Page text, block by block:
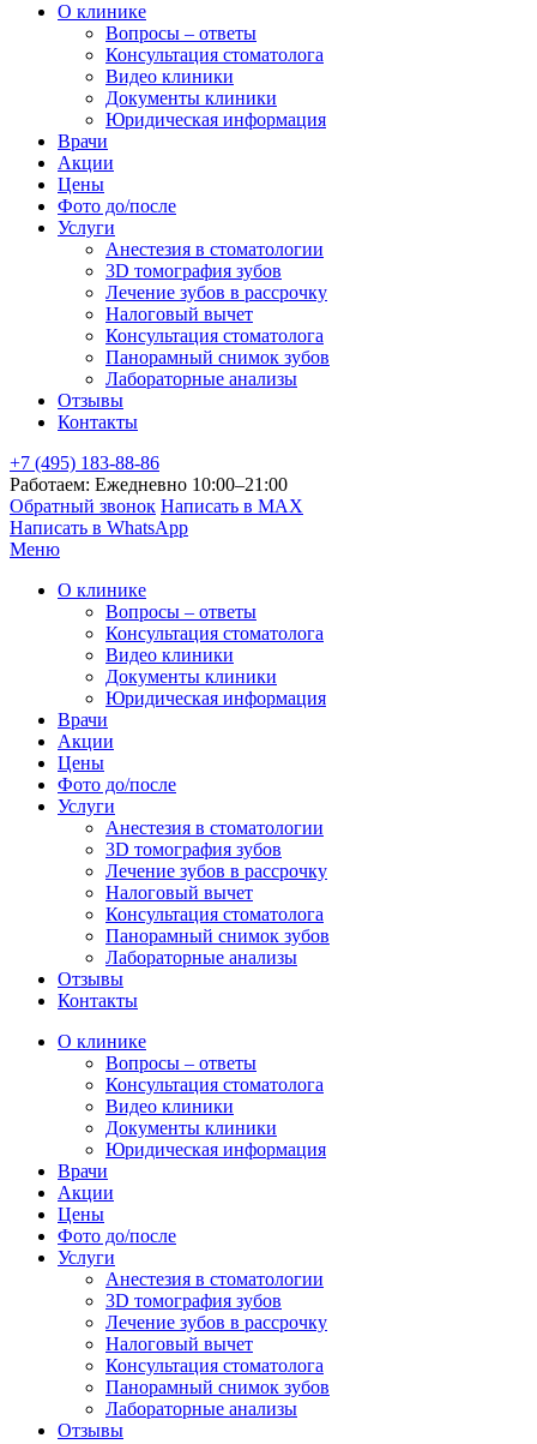
О клинике
Вопросы – ответы
Консультация стоматолога
Видео клиники
Документы клиники
Юридическая информация
Врачи
Акции
Цены
Фото до/после
Услуги
Анестезия в стоматологии
3D томография зубов
Лечение зубов в рассрочку
Налоговый вычет
Консультация стоматолога
Панорамный снимок зубов
Лабораторные анализы
Отзывы
Контакты
+7 (495) 183-88-86
Работаем: Ежедневно 10:00–21:00
Обратный звонок Написать в MAX
Написать в WhatsApp
Меню
О клинике
Вопросы – ответы
Консультация стоматолога
Видео клиники
Документы клиники
Юридическая информация
Врачи
Акции
Цены
Фото до/после
Услуги
Анестезия в стоматологии
3D томография зубов
Лечение зубов в рассрочку
Налоговый вычет
Консультация стоматолога
Панорамный снимок зубов
Лабораторные анализы
Отзывы
Контакты
О клинике
Вопросы – ответы
Консультация стоматолога
Видео клиники
Документы клиники
Юридическая информация
Врачи
Акции
Цены
Фото до/после
Услуги
Анестезия в стоматологии
3D томография зубов
Лечение зубов в рассрочку
Налоговый вычет
Консультация стоматолога
Панорамный снимок зубов
Лабораторные анализы
Отзывы